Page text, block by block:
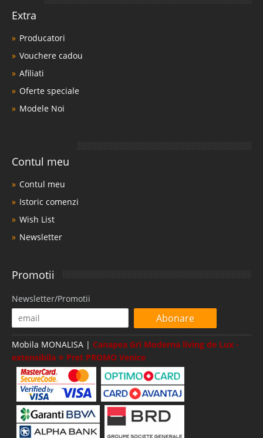
Extra
Producatori
Vouchere cadou
Afiliati
Oferte speciale
Modele Noi
Contul meu
Contul meu
Istoric comenzi
Wish List
Newsletter
Promotii
Newsletter/Promotii
Abonare
Mobila MONALISA | Canapea Gri Moderna living de Lux -
extensibila ⭐ Pret PROMO Venice